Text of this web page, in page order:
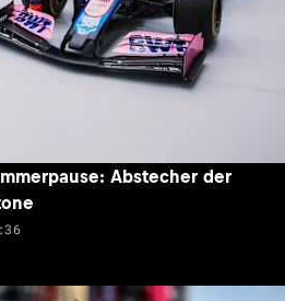
Abstecher der